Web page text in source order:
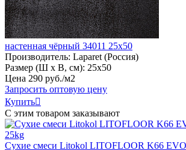
настенная чёрный 34011 25х50
Производитель: Laparet (Россия)
Размер (Ш х В, см): 25х50
Цена 290 руб./м2
Запросить оптовую цену
Купить
С этим товаром заказывают
Сухие смеси Litokol LITOFLOOR K66 EVO